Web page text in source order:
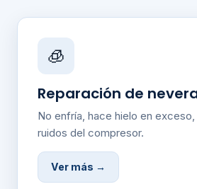
🧊
Reparación de
No enfría, hace hielo en
ruidos del compresor.
Ver más →